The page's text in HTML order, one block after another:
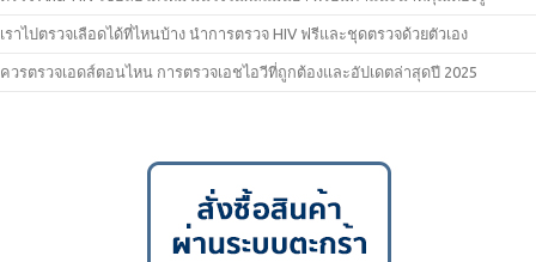
เราไปตรวจเลือดได้ที่ไหนบ้าง นำการตรวจ HIV ฟรีและชุดตรวจด้วยตัวเอง
ควรตรวจเอดส์ตอนไหน การตรวจเอชไอวีที่ถูกต้องและอัปเดตล่าสุดปี 2025